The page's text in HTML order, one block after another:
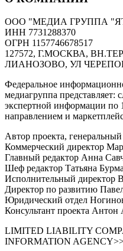
ООО "МЕДИА ГРУППА
ИНН 7731288370
ОГРН 1157746678517
127572, Г.МОСКВА,
ЛИАНОЗОВО, УЛ
Федеральное
медиагруппа представляет:
экспертной информации по
направлением и
Автор проекта,
Коммерческий директор
Главный редактор Анна
Шеф редактор Татьяна
Исполнительный директор
Директор по развитию
Юридический отдел
Консультант проекта Антон
LIMITED LIABILITY
INFORMATION